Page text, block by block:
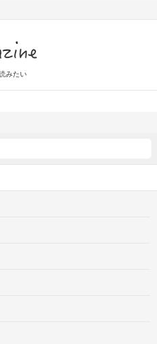
みたい